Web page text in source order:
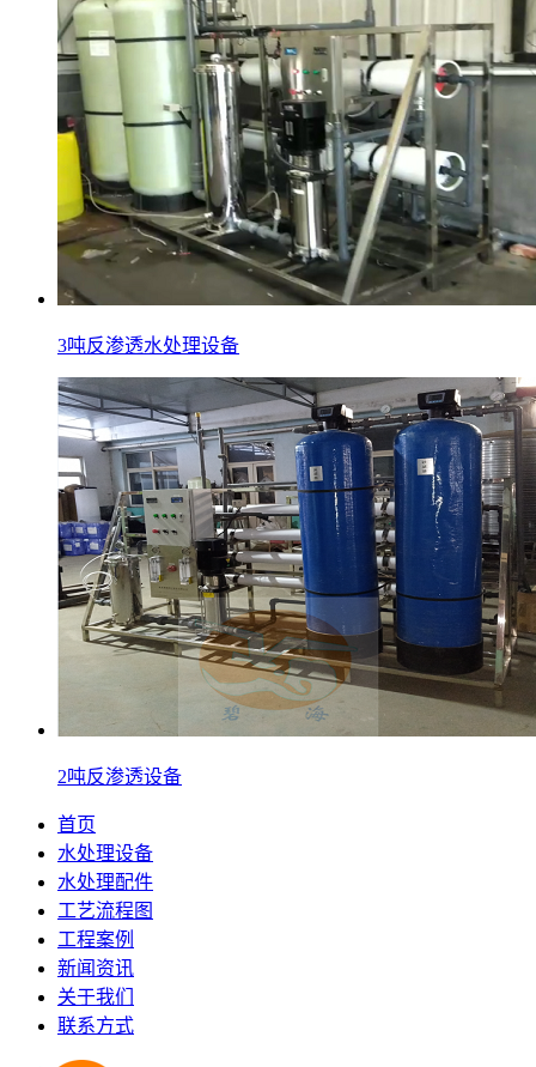
3吨反渗透水处理设备
2吨反渗透设备
首页
水处理设备
水处理配件
工艺流程图
工程案例
新闻资讯
关于我们
联系方式